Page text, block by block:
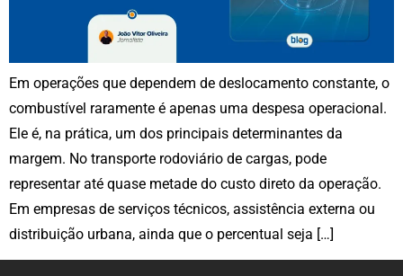
Em operações que dependem de deslocamento constante, o
combustível raramente é apenas uma despesa operacional.
Ele é, na prática, um dos principais determinantes da
margem. No transporte rodoviário de cargas, pode
representar até quase metade do custo direto da operação.
Em empresas de serviços técnicos, assistência externa ou
distribuição urbana, ainda que o percentual seja […]